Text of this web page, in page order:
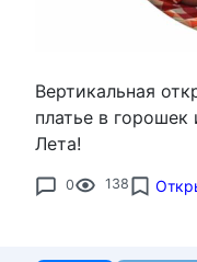
Вертикальная
платье в
Лета!
0 138